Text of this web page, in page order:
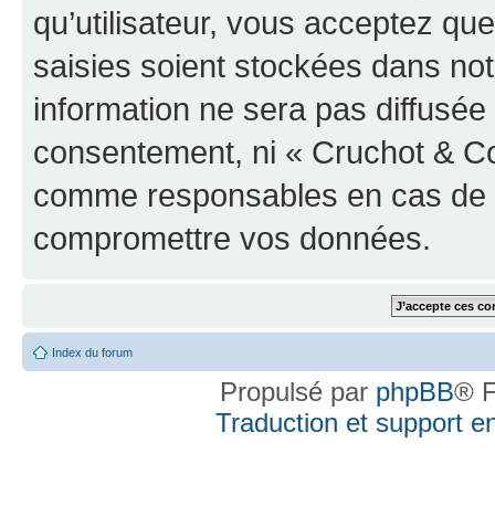
qu’utilisateur, vous acceptez
saisies soient stockées dans
information ne sera pas
consentement, ni « Cruchot &
comme responsables en cas
compromettre vos données.
Index du forum
Propulsé par phpBB®
Traduction et support